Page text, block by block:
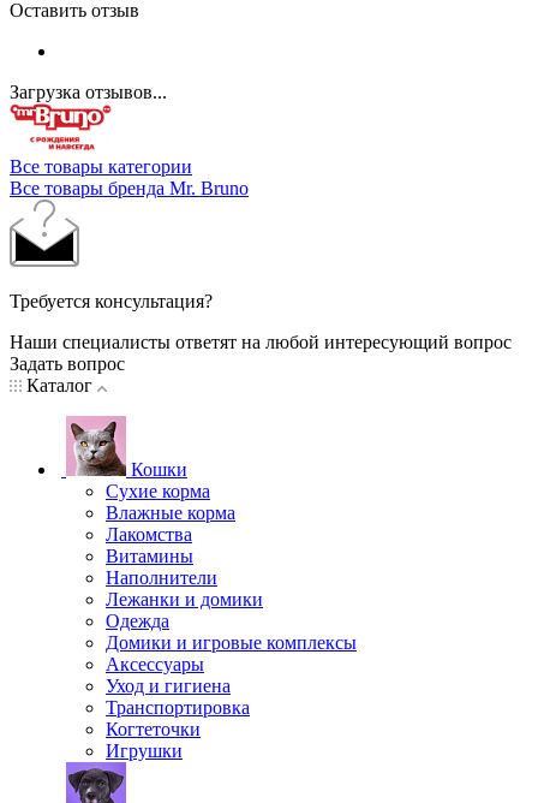
Оставить отзыв
Загрузка отзывов...
Все товары категории
Все товары бренда Mr. Bruno
Требуется консультация?
Наши специалисты ответят на любой интересующий вопрос
Задать вопрос
Каталог
Кошки
Сухие корма
Влажные корма
Лакомства
Витамины
Наполнители
Лежанки и домики
Одежда
Домики и игровые комплексы
Аксессуары
Уход и гигиена
Транспортировка
Когтеточки
Игрушки